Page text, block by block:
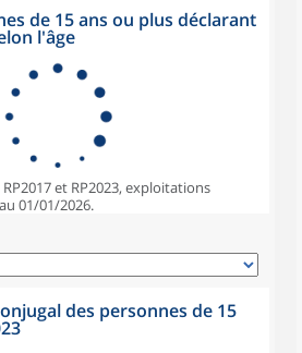
de 15 ans ou plus déclarant
l'âge
RP2017 et RP2023, exploitations
01/01/2026.
des personnes de 15